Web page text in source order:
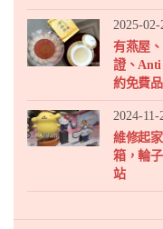
2025-02-
有燕屋
證、Anti
約免費
2024-11-
維修起
箱，輪
站